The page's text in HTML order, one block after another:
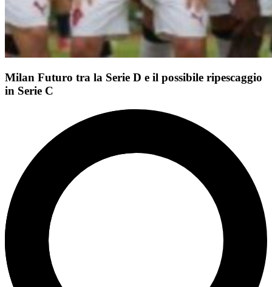
Milan Futuro tra la Serie D e il possibile ripescaggio
in Serie C